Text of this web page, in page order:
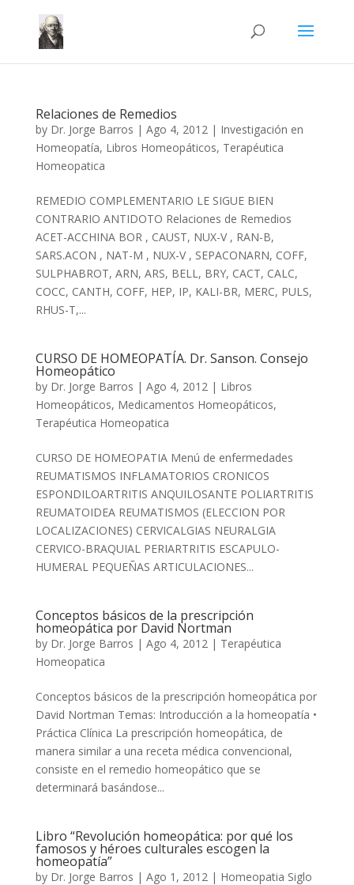
Relaciones de Remedios
by Dr. Jorge Barros | Ago 4, 2012| Investigación en
Homeopatía, Libros Homeopáticos, Terapéutica
Homeopatica
REMEDIO COMPLEMENTARIO LE SIGUE BIEN
CONTRARIO ANTIDOTO Relaciones de Remedios
ACET-ACCHINA BOR , CAUST, NUX-V , RAN-B,
SARS.ACON , NAT-M , NUX-V , SEPACONARN, COFF,
SULPHABROT, ARN, ARS, BELL, BRY, CACT, CALC,
COCC, CANTH, COFF, HEP, IP, KALI-BR, MERC, PULS,
RHUS-T,...
CURSO DE HOMEOPATÍA. Dr. Sanson. Consejo
Homeopático
by Dr. Jorge Barros | Ago 4, 2012| Libros
Homeopáticos, Medicamentos Homeopáticos,
Terapéutica Homeopatica
CURSO DE HOMEOPATIA Menú de enfermedades
REUMATISMOS INFLAMATORIOS CRONICOS
ESPONDILOARTRITIS ANQUILOSANTE POLIARTRITIS
REUMATOIDEA REUMATISMOS (ELECCION POR
LOCALIZACIONES) CERVICALGIAS NEURALGIA
CERVICO-BRAQUIAL PERIARTRITIS ESCAPULO-
HUMERAL PEQUEÑAS ARTICULACIONES...
Conceptos básicos de la prescripción
homeopática por David Nortman
by Dr. Jorge Barros | Ago 4, 2012| Terapéutica
Homeopatica
Conceptos básicos de la prescripción homeopática por
David Nortman Temas: Introducción a la homeopatía •
Práctica Clínica La prescripción homeopática, de
manera similar a una receta médica convencional,
consiste en el remedio homeopático que se
determinará basándose...
Libro “Revolución homeopática: por qué los
famosos y héroes culturales escogen la
homeopatía”
by Dr. Jorge Barros | Ago 1, 2012| Homeopatia Siglo